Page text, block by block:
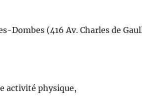
Dombes (416 Av. Charles de
activité physique,